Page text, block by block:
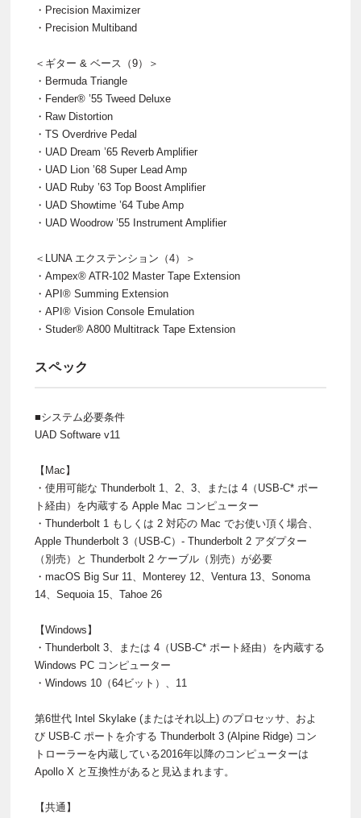
・Precision Maximizer
・Precision Multiband
＜ギター & ベース（9）＞
・Bermuda Triangle
・Fender® ’55 Tweed Deluxe
・Raw Distortion
・TS Overdrive Pedal
・UAD Dream ’65 Reverb Amplifier
・UAD Lion ’68 Super Lead Amp
・UAD Ruby ’63 Top Boost Amplifier
・UAD Showtime ’64 Tube Amp
・UAD Woodrow ’55 Instrument Amplifier
＜LUNA エクステンション（4）＞
・Ampex® ATR-102 Master Tape Extension
・API® Summing Extension
・API® Vision Console Emulation
・Studer® A800 Multitrack Tape Extension
スペック
■システム必要条件
UAD Software v11
【Mac】
・使用可能な Thunderbolt 1、2、3、または 4（USB-C* ポー
ト経由）を内蔵する Apple Mac コンピューター
・Thunderbolt 1 もしくは 2 対応の Mac でお使い頂く場合、
Apple Thunderbolt 3（USB-C）- Thunderbolt 2 アダプター
（別売）と Thunderbolt 2 ケーブル（別売）が必要
・macOS Big Sur 11、Monterey 12、Ventura 13、Sonoma
14、Sequoia 15、Tahoe 26
【Windows】
・Thunderbolt 3、または 4（USB-C* ポート経由）を内蔵する
Windows PC コンピューター
・Windows 10（64ビット）、11
第6世代 Intel Skylake (またはそれ以上) のプロセッサ、およ
び USB-C ポートを介する Thunderbolt 3 (Alpine Ridge) コン
トローラーを内蔵している2016年以降のコンピューターは
Apollo X と互換性があると見込まれます。
【共通】